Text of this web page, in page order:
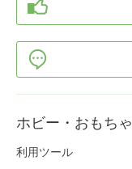
ホビー・おもちゃ
利用ツール